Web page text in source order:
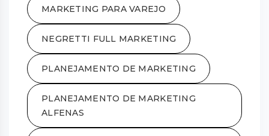
MARKETING PARA VAREJO
NEGRETTI FULL MARKETING
PLANEJAMENTO DE MARKETING
PLANEJAMENTO DE MARKETING
ALFENAS